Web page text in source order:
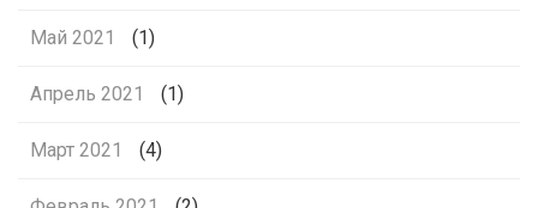
Май 2021 (1)
Апрель 2021 (1)
Март 2021 (4)